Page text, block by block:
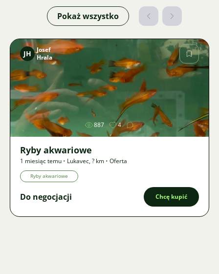
Pokaż wszystko
Zdjęcie
JH
Josef
Hrala
887 4
Ryby akwariowe
1 miesiąc temu • Lukavec,? km • Oferta
Ryby akwariowe
Do negocjacji Chcę kupić